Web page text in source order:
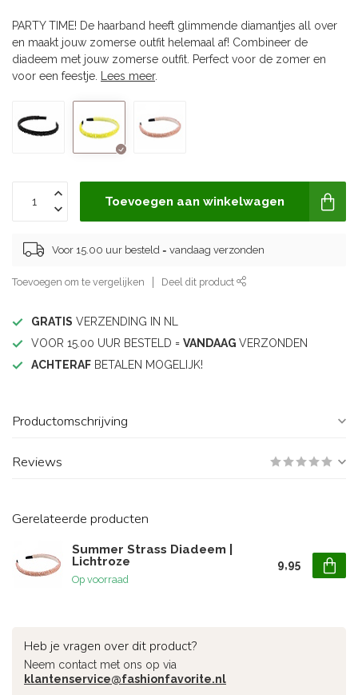
PARTY TIME! De haarband heeft glimmende diamantjes all over
en maakt jouw zomerse outfit helemaal af! Combineer de
diadeem met jouw zomerse outfit. Perfect voor de zomer en
voor een feestje.
Lees meer.
Toevoegen aan winkelwagen
Voor 15.00 uur besteld = vandaag verzonden
Toevoegen om te vergelijken Deel dit product
GRATIS VERZENDING IN NL
VOOR 15.00 UUR BESTELD = VANDAAG VERZONDEN
ACHTERAF BETALEN MOGELIJK!
Productomschrijving
Reviews
Gerelateerde producten
Summer Strass Diadeem |
Lichtroze
Op voorraad
9,95
Heb je vragen over dit product?
Neem contact met ons op via
klantenservice@fashionfavorite.nl